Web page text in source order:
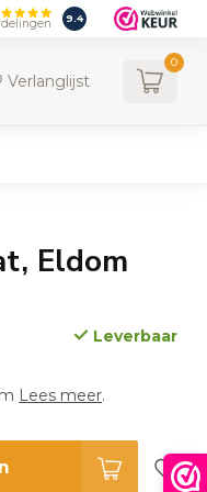
9.4
Verlanglijst
0
Eldom
Leverbaar
Lees meer.